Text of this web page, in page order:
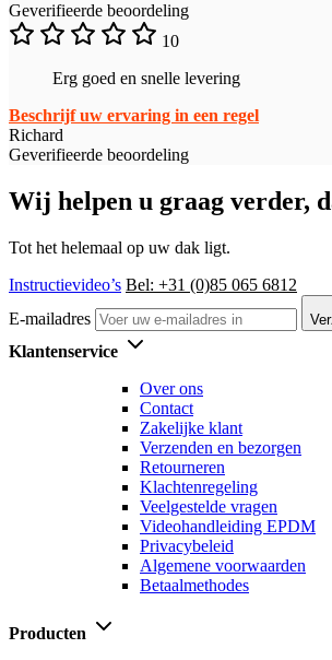
Geverifieerde beoordeling
10
Erg goed en snelle levering
Beschrijf uw ervaring in een regel
Richard
Geverifieerde beoordeling
Wij helpen u graag verder,
Tot het helemaal op uw dak ligt.
Instructievideo’s Bel: +31 (0)85 065 6812
E-mailadres
Klantenservice
Over ons
Contact
Zakelijke klant
Verzenden en bezorgen
Retourneren
Klachtenregeling
Veelgestelde vragen
Videohandleiding EPDM
Privacybeleid
Algemene voorwaarden
Betaalmethodes
Producten